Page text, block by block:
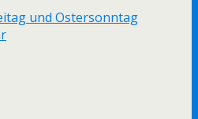
und Ostersonntag